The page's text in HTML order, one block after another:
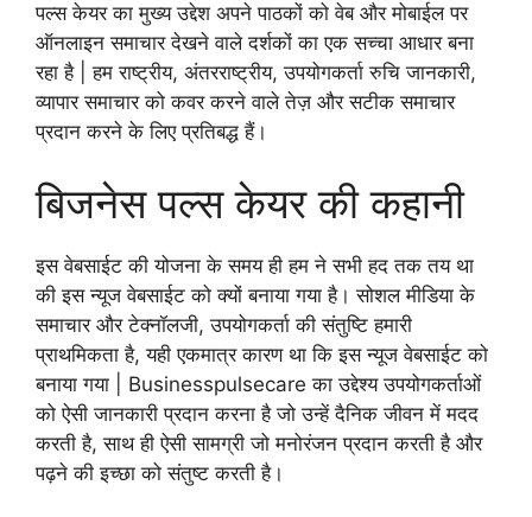
पल्स केयर का मुख्य उद्देश अपने पाठकों को वेब और मोबाईल पर
ऑनलाइन समाचार देखने वाले दर्शकों का एक सच्चा आधार बना
रहा है | हम राष्ट्रीय, अंतरराष्ट्रीय, उपयोगकर्ता रुचि जानकारी,
व्यापार समाचार को कवर करने वाले तेज़ और सटीक समाचार
प्रदान करने के लिए प्रतिबद्ध हैं।
बिजनेस पल्स केयर की कहानी
इस वेबसाईट की योजना के समय ही हम ने सभी हद तक तय था
की इस न्यूज वेबसाईट को क्यों बनाया गया है। सोशल मीडिया के
समाचार और टेक्नॉलजी, उपयोगकर्ता की संतुष्टि हमारी
प्राथमिकता है, यही एकमात्र कारण था कि इस न्यूज वेबसाईट को
बनाया गया | Businesspulsecare का उद्देश्य उपयोगकर्ताओं
को ऐसी जानकारी प्रदान करना है जो उन्हें दैनिक जीवन में मदद
करती है, साथ ही ऐसी सामग्री जो मनोरंजन प्रदान करती है और
पढ़ने की इच्छा को संतुष्ट करती है।